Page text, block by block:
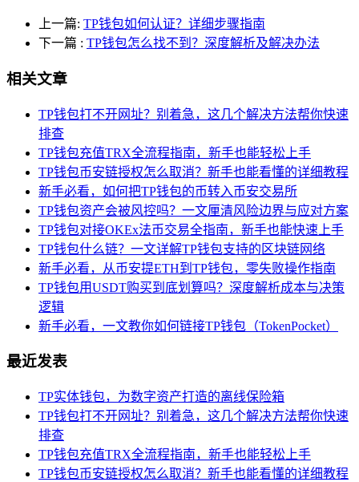
上一篇: TP钱包如何认证？详细步骤指南
下一篇 : TP钱包怎么找不到？深度解析及解决办法
相关文章
TP钱包打不开网址？别着急，这几个解决方法帮你快速
排查
TP钱包充值TRX全流程指南，新手也能轻松上手
TP钱包币安链授权怎么取消？新手也能看懂的详细教程
新手必看，如何把TP钱包的币转入币安交易所
TP钱包资产会被风控吗？一文厘清风险边界与应对方案
TP钱包对接OKEx法币交易全指南，新手也能快速上手
TP钱包什么链？一文详解TP钱包支持的区块链网络
新手必看，从币安提ETH到TP钱包，零失败操作指南
TP钱包用USDT购买到底划算吗？深度解析成本与决策
逻辑
新手必看，一文教你如何链接TP钱包（TokenPocket）
最近发表
TP实体钱包，为数字资产打造的离线保险箱
TP钱包打不开网址？别着急，这几个解决方法帮你快速
排查
TP钱包充值TRX全流程指南，新手也能轻松上手
TP钱包币安链授权怎么取消？新手也能看懂的详细教程